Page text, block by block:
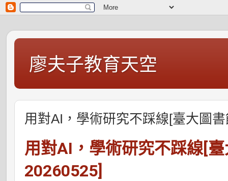
廖夫子教育天空
用對AI，學術研究不踩線[臺大圖
用對AI，學術研究不踩線[
20260525]